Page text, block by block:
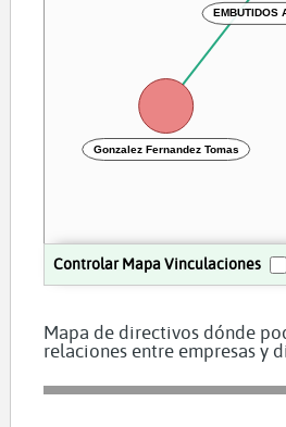
Controlar Mapa Vinculaciones
EMBUTIDOS
Gonzalez Fernandez Tomas
Mapa de directivos dónde
relaciones entre empresas y